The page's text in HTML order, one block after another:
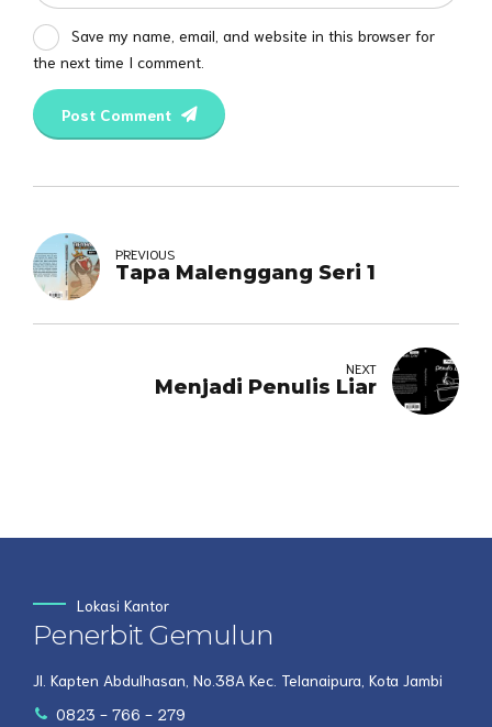
Save my name, email, and website in this browser for
the next time I comment.
Post Comment
PREVIOUS
Tapa Malenggang Seri 1
NEXT
Menjadi Penulis Liar
Lokasi Kantor
Penerbit Gemulun
Jl. Kapten Abdulhasan, No.38A Kec. Telanaipura, Kota Jambi
0823 - 766 - 279